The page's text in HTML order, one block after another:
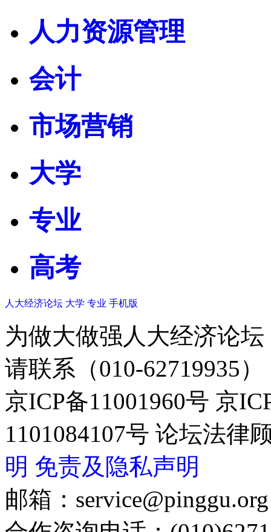
人力资源管理
会计
市场营销
大学
专业
高考
人大经济论坛 大学 专业 手机版
为做大做强人大经济论
请联系（010-62719935）
京ICP备11001960号 京
1101084107号 论坛法律
明 免责及隐私声明
邮箱：service@pinggu.org